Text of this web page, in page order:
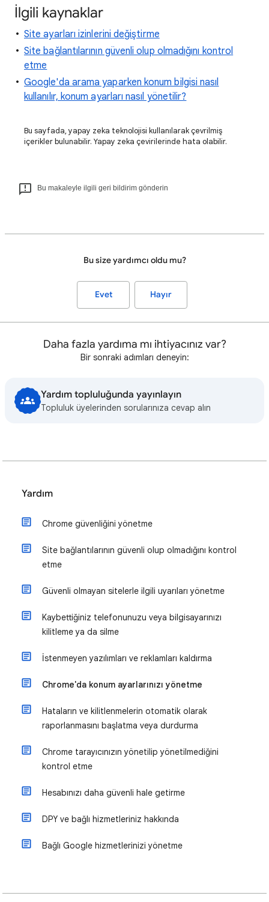
İlgili kaynaklar
Site ayarları izinlerini değiştirme
Site bağlantılarının güvenli olup olmadığını kontrol
etme
Google'da arama yaparken konum bilgisi nasıl
kullanılır, konum ayarları nasıl yönetilir?
Bu sayfada, yapay zeka teknolojisi kullanılarak çevrilmiş
içerikler bulunabilir. Yapay zeka çevirilerinde hata olabilir.
Bu makaleyle ilgili geri bildirim gönderin
Bu size yardımcı oldu mu?
Evet Hayır
Daha fazla yardıma mı ihtiyacınız var?
Bir sonraki adımları deneyin:
Yardım topluluğunda yayınlayın
Topluluk üyelerinden sorularınıza cevap alın
Yardım
Chrome güvenliğini yönetme
Site bağlantılarının güvenli olup olmadığını kontrol
etme
Güvenli olmayan sitelerle ilgili uyarıları yönetme
Kaybettiğiniz telefonunuzu veya bilgisayarınızı
kilitleme ya da silme
İstenmeyen yazılımları ve reklamları kaldırma
Chrome'da konum ayarlarınızı yönetme
Hataların ve kilitlenmelerin otomatik olarak
raporlanmasını başlatma veya durdurma
Chrome tarayıcınızın yönetilip yönetilmediğini
kontrol etme
Hesabınızı daha güvenli hale getirme
DPY ve bağlı hizmetleriniz hakkında
Bağlı Google hizmetlerinizi yönetme